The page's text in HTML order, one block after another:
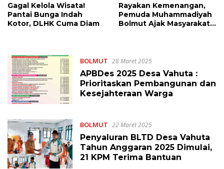
Gagal Kelola Wisata!
Pantai Bunga Indah
Kotor, DLHK Cuma Diam
Rayakan Kemenangan,
Pemuda Muhammadiyah
Bolmut Ajak Masyarakat
BOLMUT 28 Maret 2025
APBDes 2025 Desa Vahuta :
Prioritaskan Pembangunan dan
Kesejahteraan Warga
BOLMUT 22 Maret 2025
Penyaluran BLTD Desa Vahuta
Tahun Anggaran 2025 Dimulai,
21 KPM Terima Bantuan